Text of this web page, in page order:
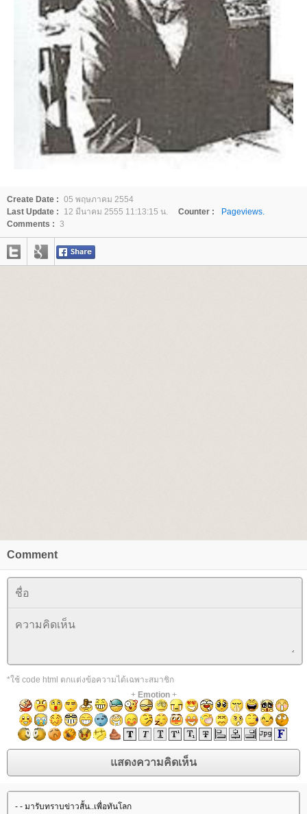
Create Date : 05 พฤษภาคม 2554
Last Update :
12 มีนาคม 2555 11:13:15 น. Counter :
Pageviews.
Comments : 3
Comment
*ใช้ code html ตกแต่งข้อความได้เฉพาะสมาชิก
+ Emotion+
- - มารับทราบข่าวสั้น..เพื่อทันโลก